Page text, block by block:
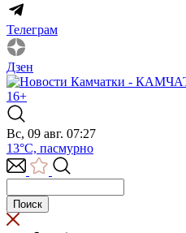
Телеграм
Дзен
16+
Вс, 09 авг. 07:27
13°C, пасмурно